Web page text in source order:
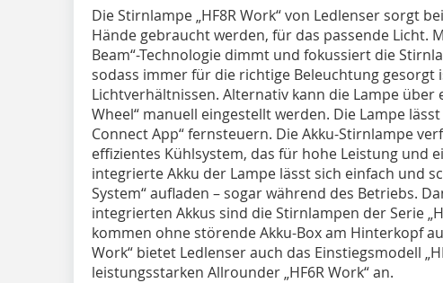
Die Stirnlampe „HF8R Work“ von Ledlenser sorgt
Hände gebraucht werden, für das passende Licht.
Beam“-Technologie dimmt und fokussiert die
sodass immer für die richtige Beleuchtung gesorgt
Lichtverhältnissen. Alternativ kann die Lampe über
Wheel“ manuell eingestellt werden. Die Lampe
Connect App“ fernsteuern. Die Akku-Stirnlampe
effizientes Kühlsystem, das für hohe Leistung und
integrierte Akku der Lampe lässt sich einfach und
System“ aufladen – sogar während des Betriebs.
integrierten Akkus sind die Stirnlampen der Serie
kommen ohne störende Akku-Box am Hinterkopf
Work“ bietet Ledlenser auch das Einstiegsmodell
leistungsstarken Allrounder „HF6R Work“ an.